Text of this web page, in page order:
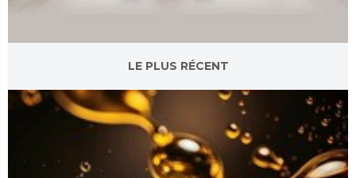
LE PLUS RÉCENT